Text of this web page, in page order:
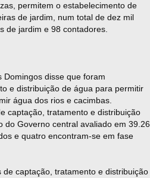
permitem o estabelecimento de
de jardim, num total de dez mil
de jardim e 98 contadores.
Domingos disse que foram
e distribuição de água para permitir
água dos rios e cacimbas.
captação, tratamento e distribuição
do Governo central avaliado em 39.26
e quatro encontram-se em fase
captação, tratamento e distribuição